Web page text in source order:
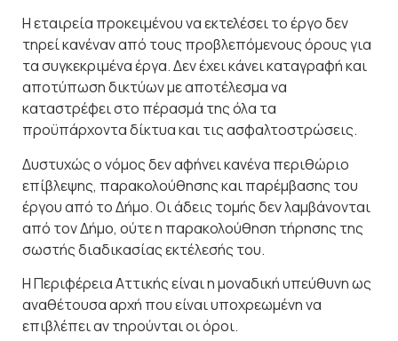
Η εταιρεία προκειμένου να εκτελέσει το έργο δεν
τηρεί κανέναν από τους προβλεπόμενους όρους για
τα συγκεκριμένα έργα. Δεν έχει κάνει καταγραφή και
αποτύπωση δικτύων με αποτέλεσμα να
καταστρέφει στο πέρασμά της όλα τα
προϋπάρχοντα δίκτυα και τις ασφαλτοστρώσεις.
Δυστυχώς ο νόμος δεν αφήνει κανένα περιθώριο
επίβλεψης, παρακολούθησης και παρέμβασης του
έργου από το Δήμο. Οι άδεις τομής δεν λαμβάνονται
από τον Δήμο, ούτε η παρακολούθηση τήρησης της
σωστής διαδικασίας εκτέλεσής του.
Η Περιφέρεια Αττικής είναι η μοναδική υπεύθυνη ως
αναθέτουσα αρχή που είναι υποχρεωμένη να
επιβλέπει αν τηρούνται οι όροι.